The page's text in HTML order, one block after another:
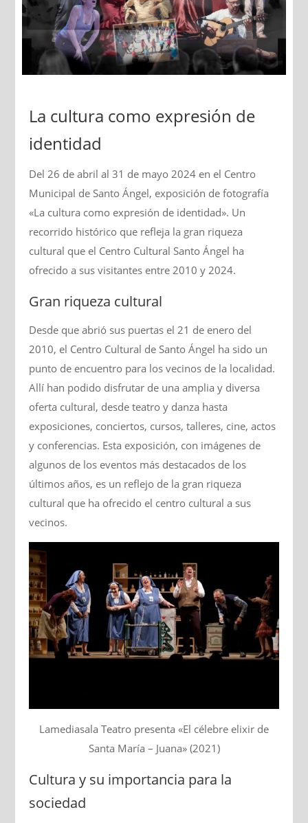
La cultura como expresión de
identidad
Del 26 de abril al 31 de mayo 2024 en el Centro
Municipal de Santo Ángel, exposición de fotografía
«La cultura como expresión de identidad». Un
recorrido histórico que refleja la gran riqueza
cultural que el Centro Cultural Santo Ángel ha
ofrecido a sus visitantes entre 2010 y 2024.
Gran riqueza cultural
Desde que abrió sus puertas el 21 de enero del
2010, el Centro Cultural de Santo Ángel ha sido un
punto de encuentro para los vecinos de la localidad.
Allí han podido disfrutar de una amplia y diversa
oferta cultural, desde teatro y danza hasta
exposiciones, conciertos, cursos, talleres, cine, actos
y conferencias. Esta exposición, con imágenes de
algunos de los eventos más destacados de los
últimos años, es un reflejo de la gran riqueza
cultural que ha ofrecido el centro cultural a sus
vecinos.
Lamediasala Teatro presenta «El célebre elixir de
Santa María – Juana» (2021)
Cultura y su importancia para la
sociedad